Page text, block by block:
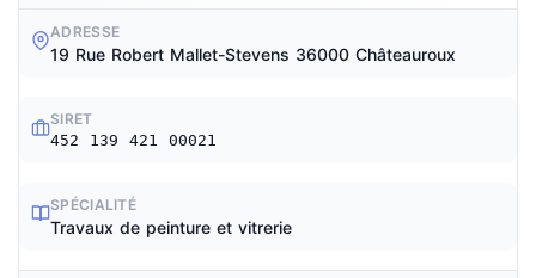
ADRESSE
19 Rue Robert Mallet-Stevens 36000 Châteauroux
SIRET
452 139 421 00021
SPÉCIALITÉ
Travaux de peinture et vitrerie